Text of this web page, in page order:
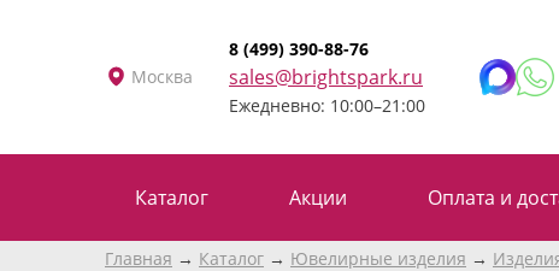
Москва
8 (499) 390-88-76
sales@brightspark.ru
Ежедневно: 10:00–21:00
Каталог Акции Оплата и
Главная Каталог Ювелирные изделия